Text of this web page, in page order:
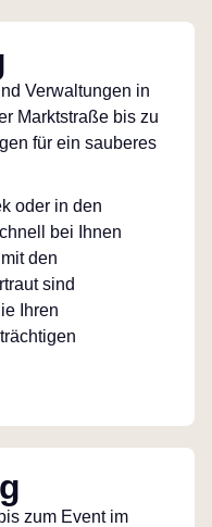
Verwaltungen in
Marktstraße bis zu
für ein sauberes
oder in den
bei Ihnen
den
sind
Ihren
zum Event im